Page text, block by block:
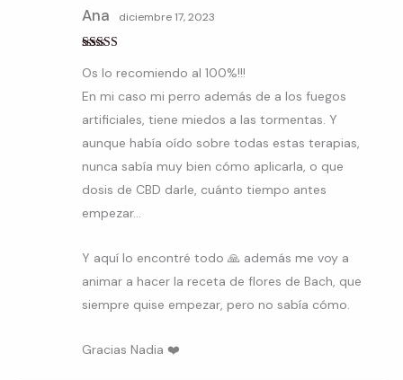
5de 5
Ana diciembre 17, 2023
Os lo recomiendo al 100%!!!
En mi caso mi perro además de a los fuegos
artificiales, tiene miedos a las tormentas. Y
aunque había oído sobre todas estas terapias,
nunca sabía muy bien cómo aplicarla, o que
dosis de CBD darle, cuánto tiempo antes
empezar…
Y aquí lo encontré todo 🙏 además me voy a
animar a hacer la receta de flores de Bach, que
siempre quise empezar, pero no sabía cómo.
Gracias Nadia ❤️